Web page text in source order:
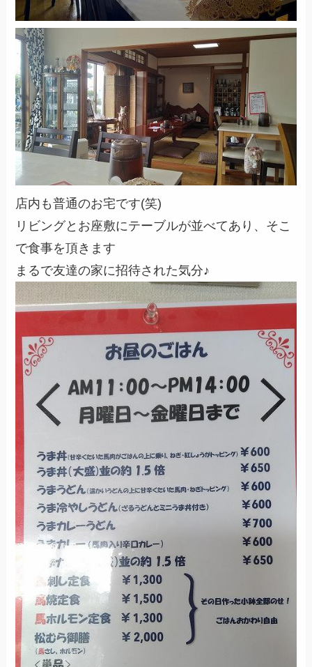
店内も普通のお宅です(笑)
リビングとお座敷にテーブルが並べてあり、そこ
で食事を頂きます
まるで友達の家に招待された気分♪